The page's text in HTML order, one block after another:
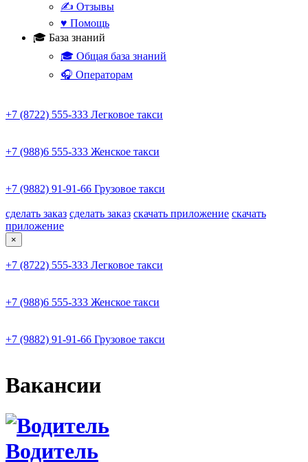
✍️ Отзывы
♥️ Помощь
🎓 База знаний
🎓 Общая база знаний
🎧 Операторам
+7 (8722) 555-333 Легковое такси
+7 (988)6 555-333 Женское такси
+7 (9882) 91-91-66 Грузовое такси
сделать заказ сделать заказ скачать приложение скачать
приложение
×
+7 (8722) 555-333 Легковое такси
+7 (988)6 555-333 Женское такси
+7 (9882) 91-91-66 Грузовое такси
Вакансии
Водитель